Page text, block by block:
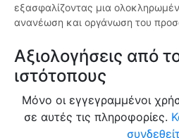
εξασφαλίζοντας μια
ανανέωση και οργάνωση του
Αξιολογήσεις από
ιστότοπους
Μόνο οι εγγεγραμμένοι
σε αυτές τις πληροφορίες.